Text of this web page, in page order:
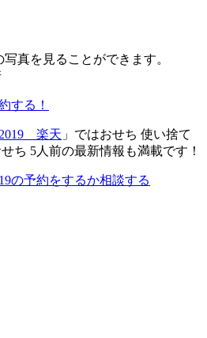
真を見ることができます。
する！
楽天 」ではおせち 使い捨て
ち 5人前の最新情報も満載です！
の予約をするか相談する